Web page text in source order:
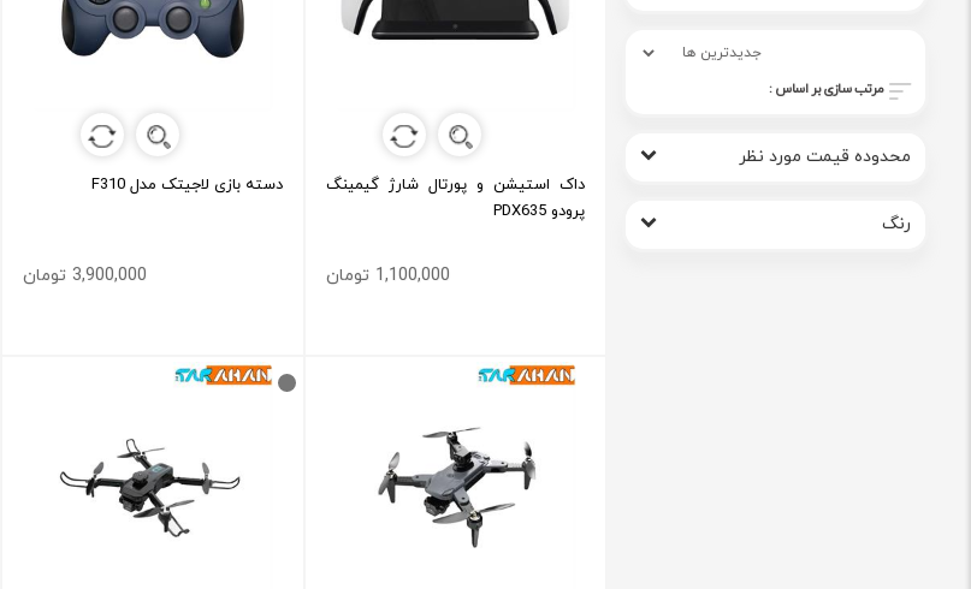
مرتب سازی بر اساس :
محدوده قیمت مورد نظر
رنگ
داک استیشن و پورتال شارژ گیمینگ
پرودو PDX635
1,100,000 تومان
دسته بازی لاجیتک مدل F310
3,900,000 تومان